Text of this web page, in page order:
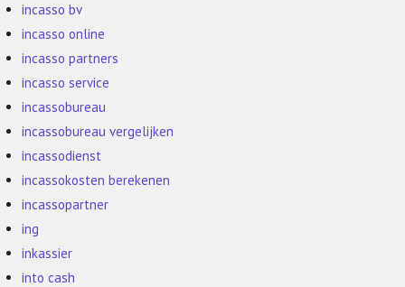
incasso bv
incasso online
incasso partners
incasso service
incassobureau
incassobureau vergelijken
incassodienst
incassokosten berekenen
incassopartner
ing
inkassier
into cash